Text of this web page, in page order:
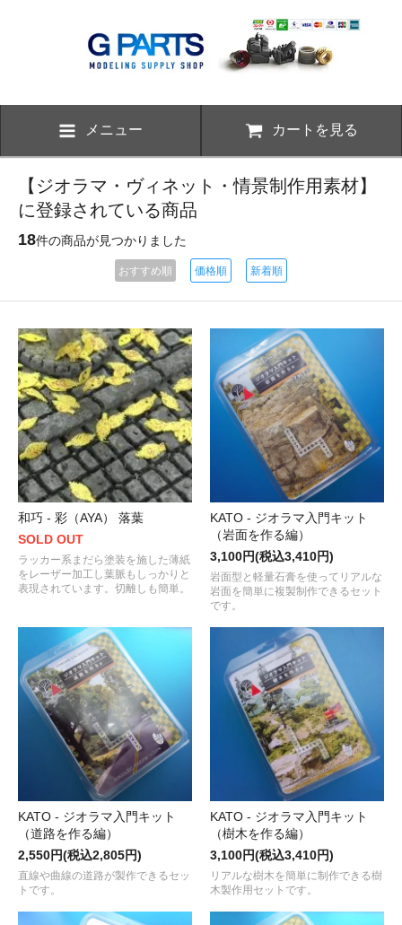
メニュー カートを見る
【ジオラマ・ヴィネット・情景制作用素材】
に登録されている商品
18件の商品が見つかりました
おすすめ順 価格順 新着順
和巧 - 彩（AYA） 落葉
SOLD OUT
ラッカー系まだら塗装を施した薄紙
をレーザー加工し葉脈もしっかりと
表現されています。切離しも簡単。
KATO - ジオラマ入門キット
（岩面を作る編）
3,100円(税込3,410円)
岩面型と軽量石膏を使ってリアルな
岩面を簡単に複製制作できるセット
です。
KATO - ジオラマ入門キット
（道路を作る編）
2,550円(税込2,805円)
直線や曲線の道路が製作できるセッ
トです。
KATO - ジオラマ入門キット
（樹木を作る編）
3,100円(税込3,410円)
リアルな樹木を簡単に制作できる樹
木製作用セットです。